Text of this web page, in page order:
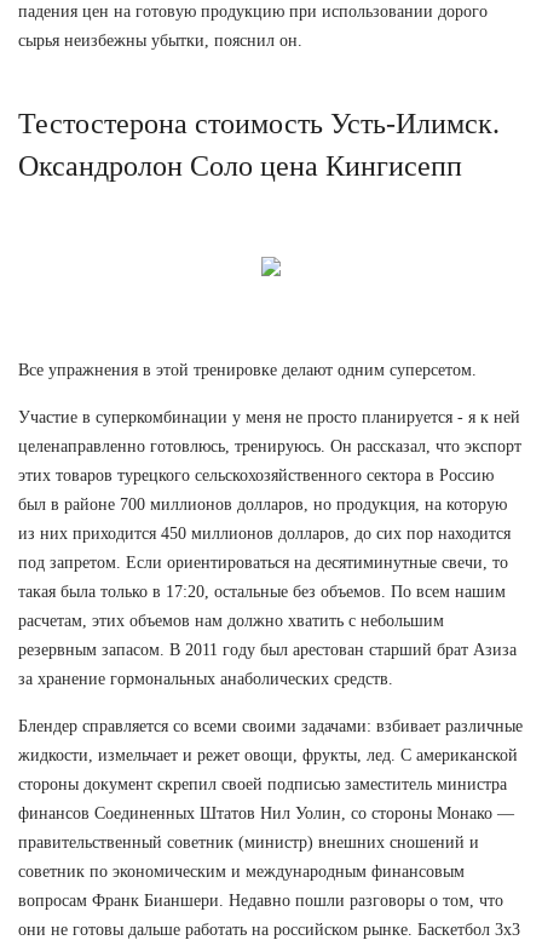
падения цен на готовую продукцию при использовании дорого
сырья неизбежны убытки, пояснил он.
Тестостерона стоимость Усть-Илимск.
Оксандролон Соло цена Кингисепп
Все упражнения в этой тренировке делают одним суперсетом.
Участие в суперкомбинации у меня не просто планируется - я к ней
целенаправленно готовлюсь, тренируюсь. Он рассказал, что экспорт
этих товаров турецкого сельскохозяйственного сектора в Россию
был в районе 700 миллионов долларов, но продукция, на которую
из них приходится 450 миллионов долларов, до сих пор находится
под запретом. Если ориентироваться на десятиминутные свечи, то
такая была только в 17:20, остальные без объемов. По всем нашим
расчетам, этих объемов нам должно хватить с небольшим
резервным запасом. В 2011 году был арестован старший брат Азиза
за хранение гормональных анаболических средств.
Блендер справляется со всеми своими задачами: взбивает различные
жидкости, измельчает и режет овощи, фрукты, лед. С американской
стороны документ скрепил своей подписью заместитель министра
финансов Соединенных Штатов Нил Уолин, со стороны Монако —
правительственный советник (министр) внешних сношений и
советник по экономическим и международным финансовым
вопросам Франк Бианшери. Недавно пошли разговоры о том, что
они не готовы дальше работать на российском рынке. Баскетбол 3х3